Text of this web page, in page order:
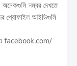
নম্বর দেখতে
প্রোফাইল আইডিগুলি
এ facebook.com/